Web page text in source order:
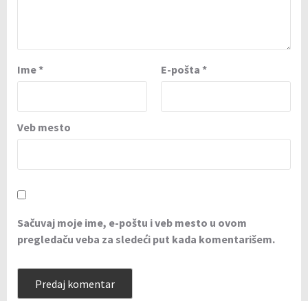
Ime* E-pošta *
Veb mesto
Sačuvaj moje ime, e-poštu i veb mesto u ovom
pregledaču veba za sledeći put kada komentarišem.